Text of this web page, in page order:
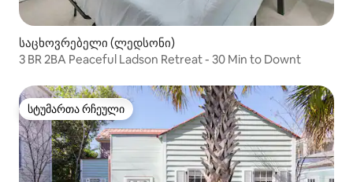
საცხოვრებელი (ლედსონი)
3 BR 2BA Peaceful Ladson Retreat - 30 Min to Downt
სტუმართა რჩეული
სტუმართა რჩეული